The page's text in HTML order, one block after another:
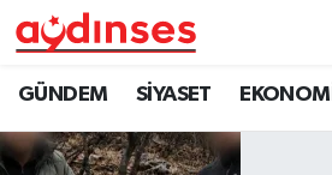
GÜNDEM SİYASET EKONOMİ
GÜNDEM
SİYASET
Nöbetçi Eczaneler
Hava Durumu